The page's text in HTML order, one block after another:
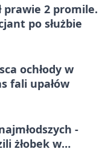
prawie 2 promile.
po służbie
ochłody w
fali upałów
-
żłobek w